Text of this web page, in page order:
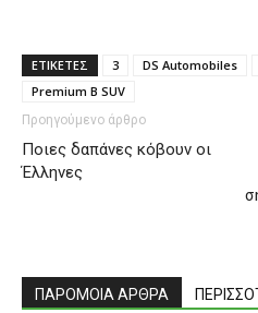
ΕΤΙΚΕΤΕΣ 3 DS Automobiles
Premium B SUV
Προηγούμενο άρθρο
Ποιες δαπάνες κόβουν οι
Έλληνες
ΠΑΡΟΜΟΙΑ ΑΡΘΡΑ